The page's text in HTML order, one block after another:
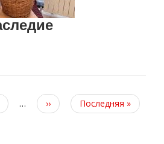
…
Следующая
страница
››
Последняя
страница
Последняя »